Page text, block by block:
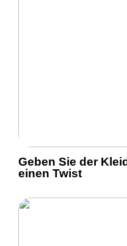
Geben Sie der
einen Twist